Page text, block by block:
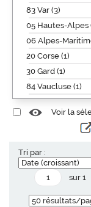
83 Var (3)
05 Hautes-Alpes
06 Alpes-
20 Corse (1)
30 Gard (1)
84 Vaucluse (1)
Voir la
Tri par :
sur 1